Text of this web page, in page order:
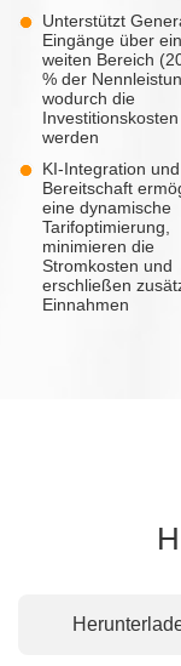
Unterstützt
Eingänge über
weiten Bereich
% der
wodurch die
werden
KI-Integration
Bereitschaft
eine dynamische
Tarifoptimierung,
minimieren die
Stromkosten und
erschließen
Einnahmen